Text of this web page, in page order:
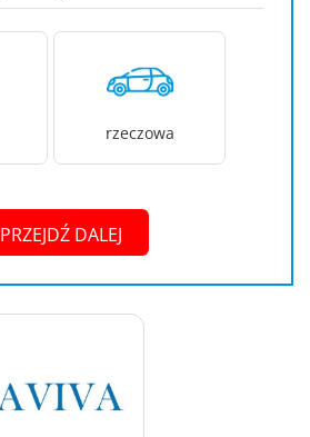
rzeczowa
PRZEJDŹ DALEJ